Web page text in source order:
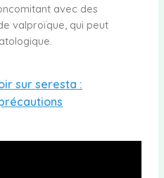
avec des
valproïque, qui peut
sur seresta :